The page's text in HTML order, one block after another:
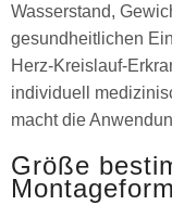
Wasserstand,
gesundheitlichen
Herz-Kreislauf-
individuell
macht die
Größe
Montageform